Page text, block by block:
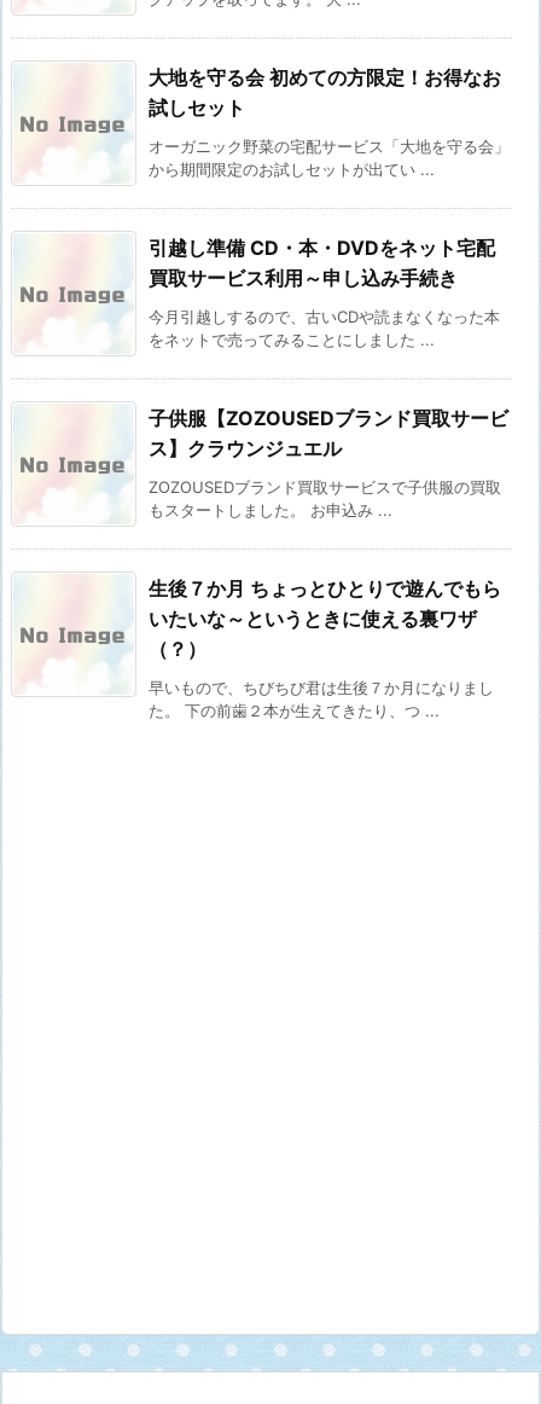
大地を守る会 初めての方限定！お得なお
試しセット
オーガニック野菜の宅配サービス「大地を守る会」
から期間限定のお試しセットが出てい ...
引越し準備 CD・本・DVDをネット宅配
買取サービス利用～申し込み手続き
今月引越しするので、古いCDや読まなくなった本
をネットで売ってみることにしました ...
子供服【ZOZOUSEDブランド買取サービ
ス】クラウンジュエル
ZOZOUSEDブランド買取サービスで子供服の買取
もスタートしました。 お申込み ...
生後７か月 ちょっとひとりで遊んでもら
いたいな～というときに使える裏ワザ
（？）
早いもので、ちびちび君は生後７か月になりまし
た。 下の前歯２本が生えてきたり、つ ...